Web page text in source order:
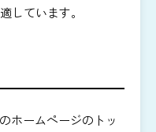
しています。
ホームページのトッ